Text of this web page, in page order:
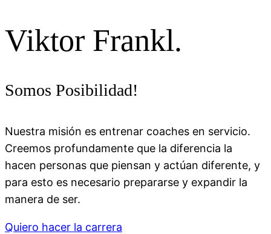
Viktor Frankl.
Somos Posibilidad!
Nuestra misión es entrenar coaches en servicio.
Creemos profundamente que la diferencia la
hacen personas que piensan y actúan diferente, y
para esto es necesario prepararse y expandir la
manera de ser.
Quiero hacer la carrera